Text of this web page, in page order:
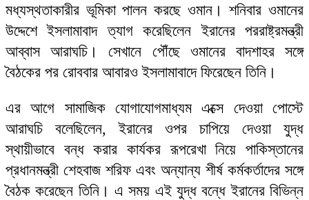
মধ্যস্থতাকারীর ভূমিকা পালন করছে ওমান। শনিবার ওমানের
উদ্দেশে ইসলামাবাদ ত্যাগ করেছিলেন ইরানের পররাষ্ট্রমন্ত্রী
আব্বাস আরাঘচি। সেখানে পৌঁছে ওমানের বাদশাহর সঙ্গে
বৈঠকের পর রোববার আবারও ইসলামাবাদে ফিরেছেন তিনি।
এর আগে সামাজিক যোগাযোগমাধ্যম এক্সে দেওয়া পোস্টে
আরাঘচি বলেছিলেন, ইরানের ওপর চাপিয়ে দেওয়া যুদ্ধ
স্থায়ীভাবে বন্ধ করার কার্যকর রূপরেখা নিয়ে পাকিস্তানের
প্রধানমন্ত্রী শেহবাজ শরিফ এবং অন্যান্য শীর্ষ কর্মকর্তাদের সঙ্গে
বৈঠক করেছেন তিনি। এ সময় এই যুদ্ধ বন্ধে ইরানের বিভিন্ন